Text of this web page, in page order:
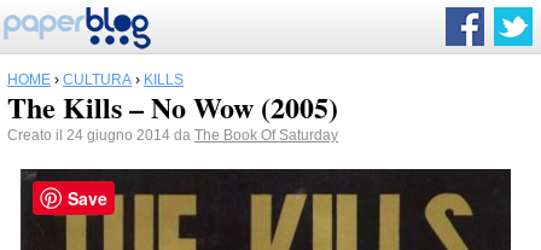
HOME › CULTURA › KILLS
The Kills – No Wow (2005)
Creato il 24 giugno 2014 da The Book Of Saturday
Save